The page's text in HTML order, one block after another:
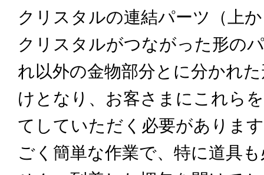
クリスタルの連結パーツ（上
クリスタルがつながった形の
れ以外の金物部分とに分かれ
けとなり、お客さまにこれら
てしていただく必要がありま
ごく簡単な作業で、特に道具